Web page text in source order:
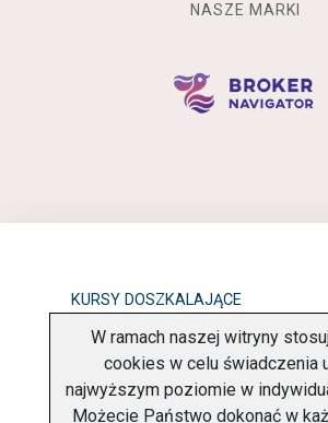
NASZE MARKI
KURSY DOSZKALAJĄCE
OBOWIĄZEK INFORMACYJNY
POLITYKA PRYWATNOŚCI O
W ramach naszej witryny
cookies w celu świadczenia
najwyższym poziomie w
Możecie Państwo dokonać w